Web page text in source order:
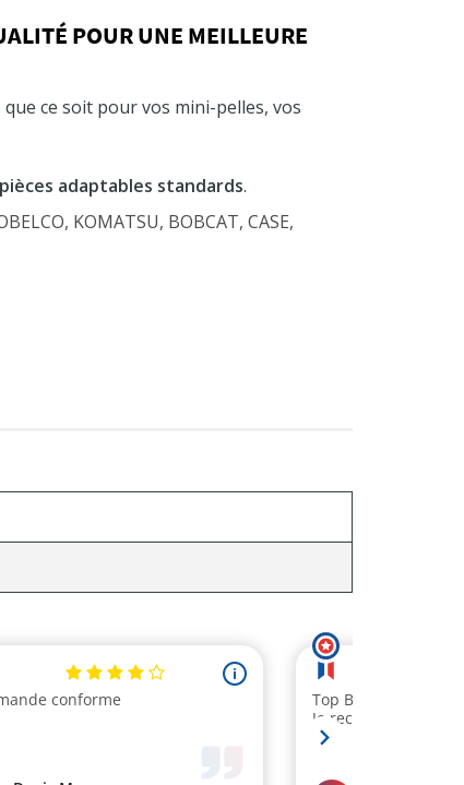
POUR UNE MEILLEURE
que ce soit pour vos mini-pelles, vos
adaptables standards.
KOMATSU, BOBCAT, CASE,